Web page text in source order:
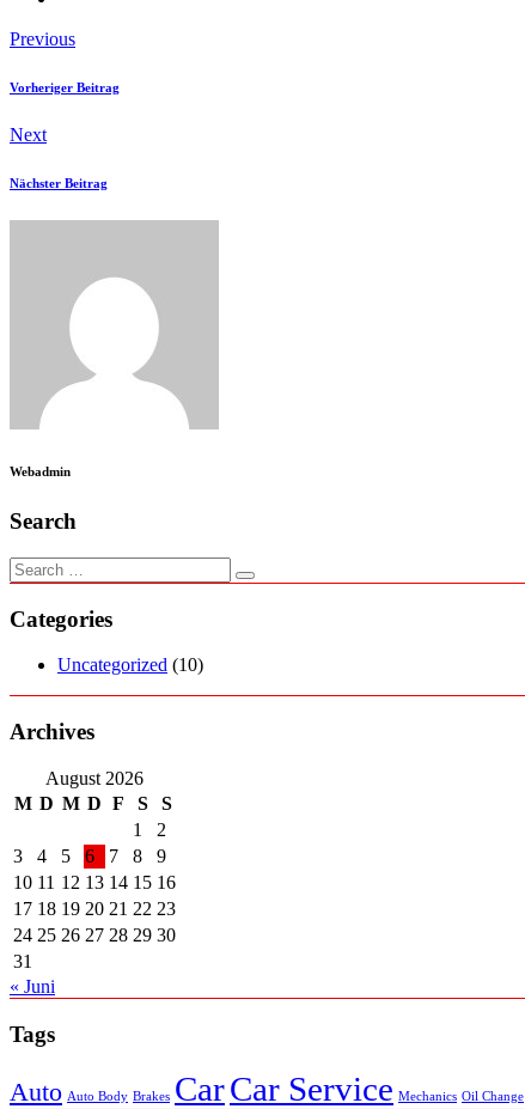
Previous
Vorheriger Beitrag
Next
Nächster Beitrag
Webadmin
Search
Categories
Uncategorized (10)
Archives
August 2026
M D M D F S
S
1
2
3
4 5 6 7 8
9
10 11 12 13 14 15 16
17 18 19 20 21 22 23
24 25 26 27 28 29 30
31
« Juni
Tags
Auto Auto Body Brakes CarCar Service Mechanics Oil Change